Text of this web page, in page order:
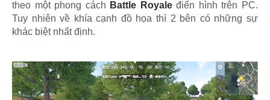
theo một phong cách Battle Royaleđiển hình trên PC.
Tuy nhiên về khía cạnh đồ họa thì 2 bên có những sự
khác biệt nhất định.